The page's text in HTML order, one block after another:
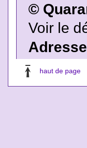
©
Voir le
haut de page